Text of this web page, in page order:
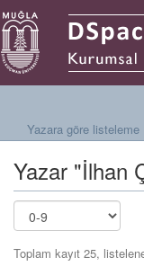
Yazara göre listeleme
Yazar "İlhan
Toplam kayıt 25,